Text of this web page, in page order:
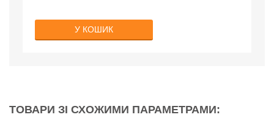
У КОШИК
ТОВАРИ ЗІ СХОЖИМИ ПАРАМЕТРАМИ: